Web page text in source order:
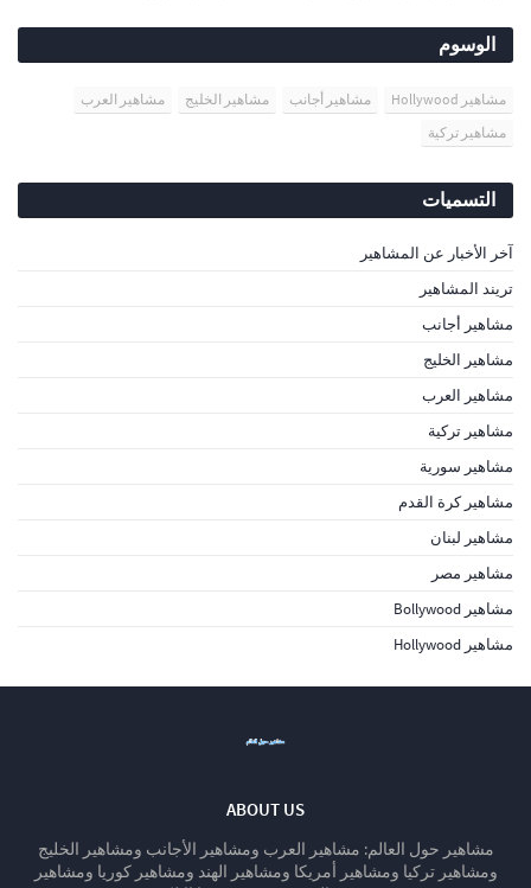
الوسوم
مشاهير Hollywood مشاهير أجانب مشاهير الخليج
مشاهير العرب
مشاهير تركية
التسميات
آخر الأخبار عن المشاهير
تريند المشاهير
مشاهير أجانب
مشاهير الخليج
مشاهير العرب
مشاهير تركية
مشاهير سورية
مشاهير كرة القدم
مشاهير لبنان
مشاهير مصر
مشاهير Bollywood
مشاهير Hollywood
ABOUT US
مشاهير حول العالم: مشاهير العرب ومشاهير الأجانب ومشاهير الخليج
ومشاهير تركيا ومشاهير أمريكا ومشاهير الهند ومشاهير كوريا ومشاهير